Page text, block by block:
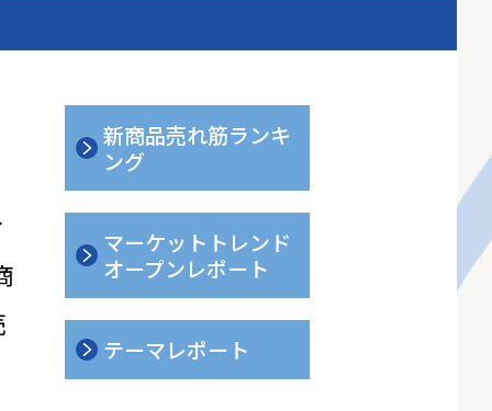
新商品売れ筋ランキ
ング
マーケットトレンド
オープンレポート
テーマレポート